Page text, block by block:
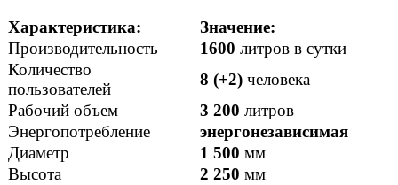
Характеристика:
Значение:
Производительность
1600 литров в сутки
Количество
пользователей
8 (+2) человека
Рабочий объем
3 200 литров
Энергопотребление
энергонезависимая
Диаметр
1 500 мм
Высота
2 250 мм